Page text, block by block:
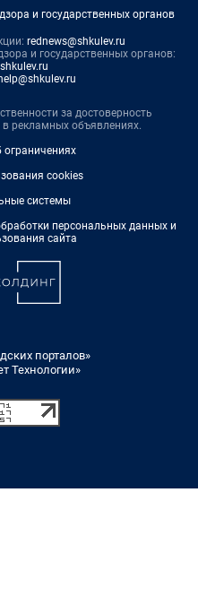
и государственных органов
rednews@shkulev.ru
и государственных органов:
за достоверность
рекламных объявлениях.
cookies
системы
персональных данных и
сайта
порталов»
Технологии»